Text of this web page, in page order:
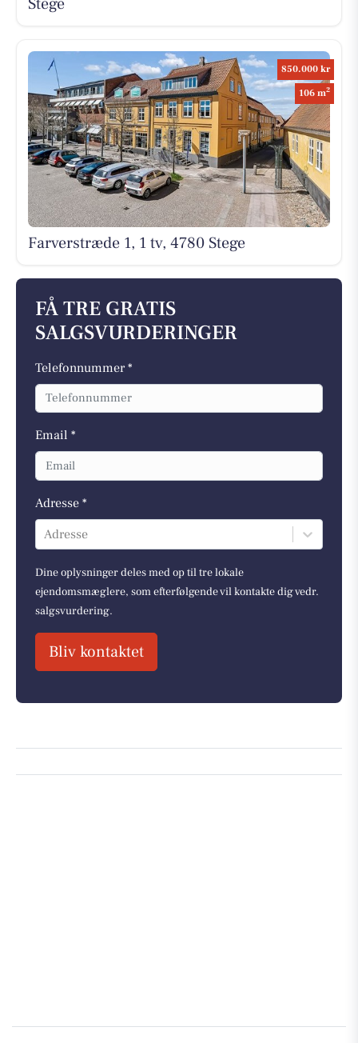
Stege
850.000 kr
106 m2
Farverstræde 1, 1 tv, 4780 Stege
FÅ TRE GRATIS
SALGSVURDERINGER
Telefonnummer *
Email *
Adresse *
Adresse
Dine oplysninger deles med op til tre lokale
ejendomsmæglere, som efterfølgende vil kontakte dig vedr.
salgsvurdering.
Bliv kontaktet